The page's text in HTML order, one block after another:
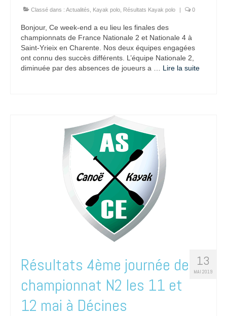
Classé dans : Actualités Kayak polo Résultats Kayak polo | 0
Bonjour, Ce week-end a eu lieu les finales des
championnats de France Nationale 2 et Nationale 4 à
Saint-Yrieix en Charente. Nos deux équipes engagées
ont connu des succès différents. L’équipe Nationale 2,
diminuée par des absences de joueurs a … Lire la suite­­
13
MAI 2019
Résultats 4ème journée de
championnat N2 les 11 et
12 mai à Décines